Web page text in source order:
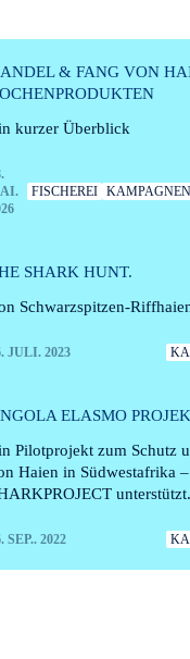
& FANG VON
kurzer Überblick
FISCHEREI KAMPAGNEN
SHARK HUNT.
Schwarzspitzen-
JULI. 2023
ELASMO
Pilotprojekt zum Schutz
Haien in Südwestafrika
unterstützt.
SEP.. 2022